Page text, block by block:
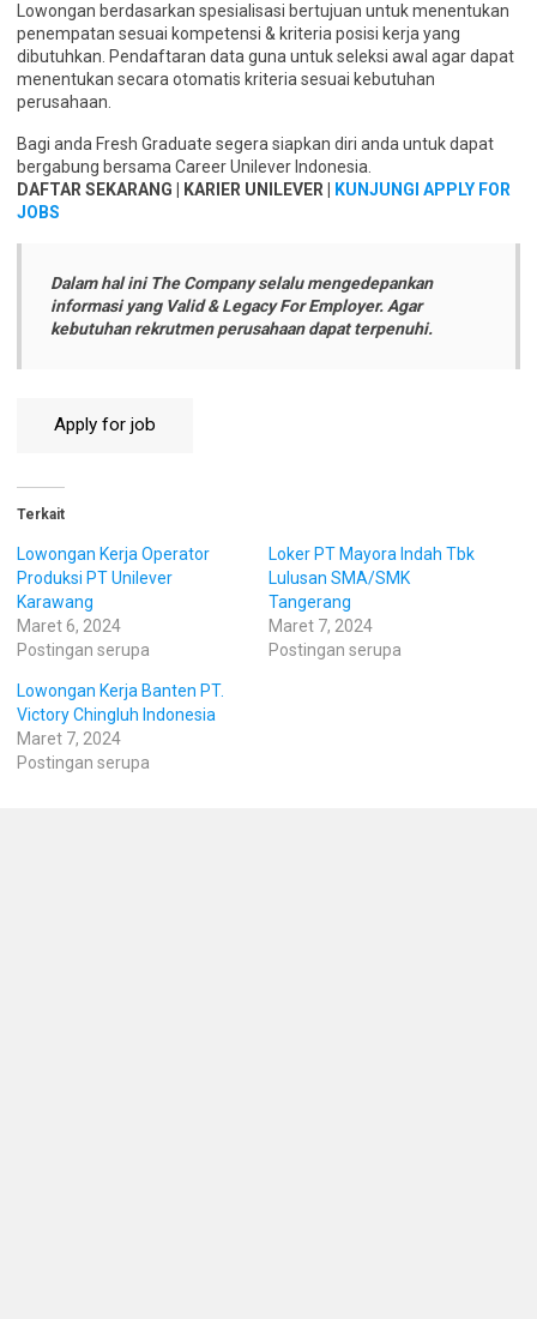
Lowongan berdasarkan spesialisasi bertujuan untuk menentukan
penempatan sesuai kompetensi & kriteria posisi kerja yang
dibutuhkan. Pendaftaran data guna untuk seleksi awal agar dapat
menentukan secara otomatis kriteria sesuai kebutuhan
perusahaan.
Bagi anda Fresh Graduate segera siapkan diri anda untuk dapat
bergabung bersama Career Unilever Indonesia.
DAFTAR SEKARANG | KARIER UNILEVER |
KUNJUNGI APPLY FOR
JOBS
Dalam hal ini The Company selalu mengedepankan
informasi yang Valid & Legacy For Employer. Agar
kebutuhan rekrutmen perusahaan dapat terpenuhi.
Terkait
Lowongan Kerja Operator
Produksi PT Unilever
Karawang
Maret 6, 2024
Postingan serupa
Loker PT Mayora Indah Tbk
Lulusan SMA/SMK
Tangerang
Maret 7, 2024
Postingan serupa
Lowongan Kerja Banten PT.
Victory Chingluh Indonesia
Maret 7, 2024
Postingan serupa